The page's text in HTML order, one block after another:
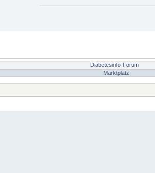
Diabetesinfo-Forum
Marktplatz